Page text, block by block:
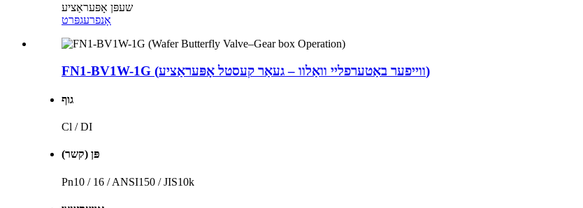
שעפּן אָפּעראַציע
אָנפרעגפּרט
FN1-BV1W-1G (ווייפער באַטערפליי וואַלוו – געאַר קעסטל אָפּעראַציע)
גוף
Cl / DI
פּן (קשר)
Pn10 / 16 / ANSI150 / JIS10k